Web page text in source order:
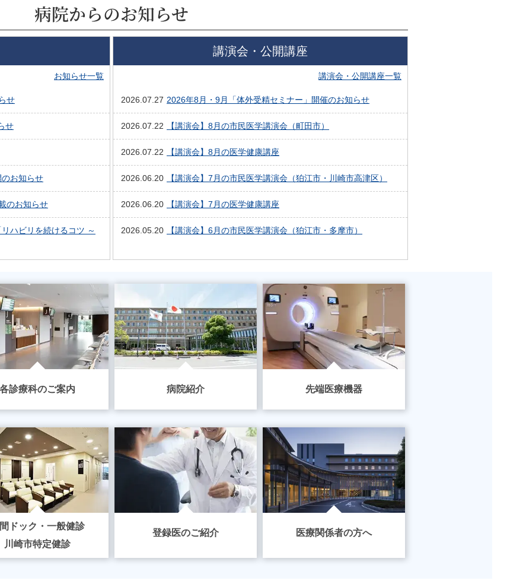
病院からのお知らせ
お知らせ一覧
せ
せ
のお知らせ
のお知らせ
ハビリを続けるコツ ～
講演会・公開講座
講演会・公開講座一覧
2026.07.27 2026年8月・9月「体外受精セミナー」開催のお知らせ
2026.07.22 【講演会】8月の市民医学講演会（町田市）
2026.07.22 【講演会】8月の医学健康講座
2026.06.20 【講演会】7月の市民医学講演会（狛江市・川崎市高津区）
2026.06.20 【講演会】7月の医学健康講座
2026.05.20 【講演会】6月の市民医学講演会（狛江市・多摩市）
各診療科のご案内 病院紹介 先端医療機器
ドック・一般健診
川崎市特定健診
登録医のご紹介 医療関係者の方へ